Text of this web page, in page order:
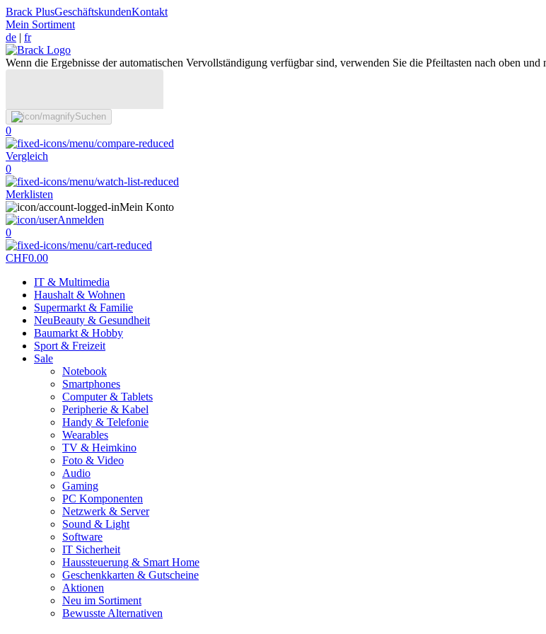
Brack PlusGeschäftskundenKontakt
Mein Sortiment
de | fr
Wenn die Ergebnisse der automatischen Vervollständigung verfügbar sind, verwenden Sie die Pfeiltasten nach oben
Suchen
0
Vergleich
0
Merklisten
Mein Konto
Anmelden
0
CHF0.00
IT & Multimedia
Haushalt & Wohnen
Supermarkt & Familie
NeuBeauty & Gesundheit
Baumarkt & Hobby
Sport & Freizeit
Sale
Notebook
Smartphones
Computer & Tablets
Peripherie & Kabel
Handy & Telefonie
Wearables
TV & Heimkino
Foto & Video
Audio
Gaming
PC Komponenten
Netzwerk & Server
Sound & Light
Software
IT Sicherheit
Haussteuerung & Smart Home
Geschenkkarten & Gutscheine
Aktionen
Neu im Sortiment
Bewusste Alternativen